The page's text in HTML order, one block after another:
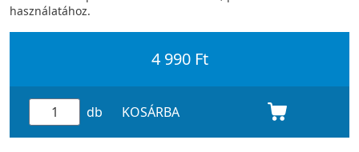
használatához.
4 990 Ft
db KOSÁRBA